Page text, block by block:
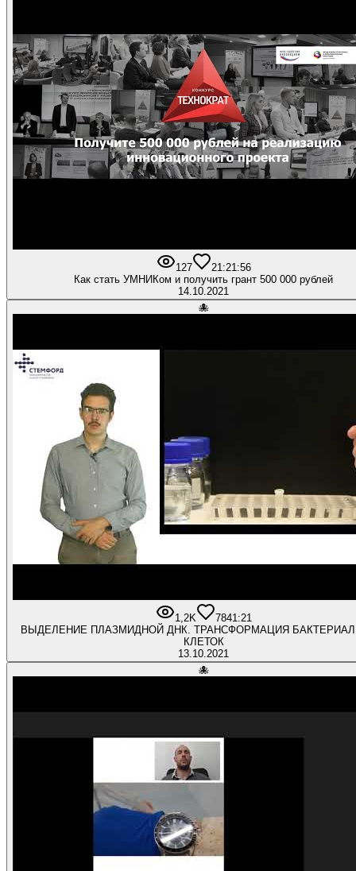
127 21:21:56
Как стать УМНИКом и получить грант 500 000 рублей
14.10.2021
🐙
1,2K 7841:21
ВЫДЕЛЕНИЕ ПЛАЗМИДНОЙ ДНК. ТРАНСФОРМАЦИЯ
КЛЕТОК
13.10.2021
🐙